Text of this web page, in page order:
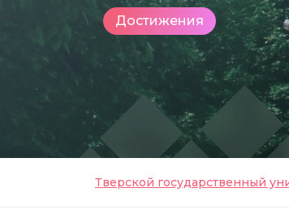
Достижения
Тверской государственный